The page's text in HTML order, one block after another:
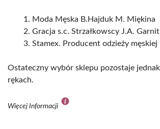
Moda Męska B.Hajduk M. Miękina
Gracja s.c. Strzałkowscy J.A.
Stamex. Producent odzieży męskiej
Ostateczny wybór sklepu pozostaje
rękach.
Więcej Informacji